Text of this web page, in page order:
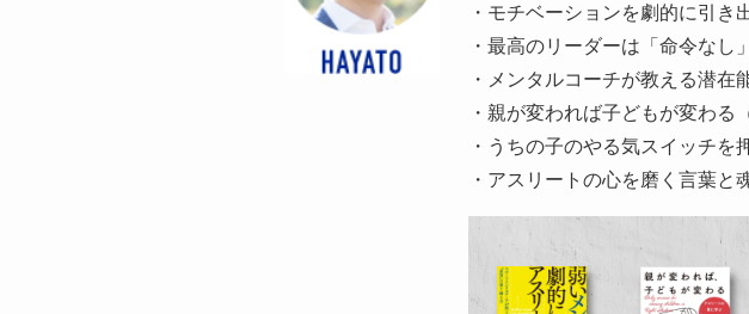
・モチベーションを劇的に引き
・最高のリーダーは「命令なし
・メンタルコーチが教える潜在
・親が変われば子どもが変わる
・うちの子のやる気スイッチを
・アスリートの心を磨く言葉